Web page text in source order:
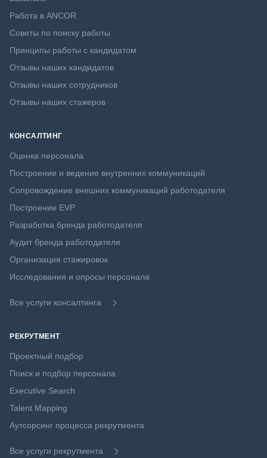
Работа в ANCOR
Советы по поиску работы
Принципы работы с кандидатом
Отзывы наших кандидатов
Отзывы наших сотрудников
Отзывы наших стажеров
КОНСАЛТИНГ
Оценка персонала
Построение и ведение внутренних коммуникаций
Сопровождение внешних коммуникаций работодателя
Построение EVP
Разработка бренда работодателя
Аудит бренда работодателя
Организация стажировок
Исследования и опросы персонала
Все услуги консалтинга
РЕКРУТМЕНТ
Проектный подбор
Поиск и подбор персонала
Executive Search
Talent Mapping
Аутсорсинг процесса рекрутмента
Все услуги рекрутмента